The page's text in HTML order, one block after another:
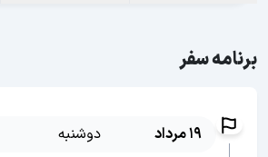
برنامه سفر
19 مرداد دوشنبه